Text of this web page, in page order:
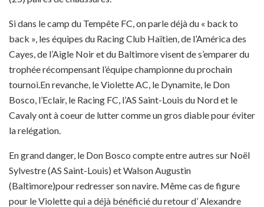
Si dans le camp du Tempête FC, on parle déjà du « back to
back », les équipes du Racing Club Haïtien, de l’América des
Cayes, de l’Aigle Noir et du Baltimore visent de s’emparer du
trophée récompensant l’équipe championne du prochain
tournoi.En revanche, le Violette AC, le Dynamite, le Don
Bosco, l’Eclair, le Racing FC, l’AS Saint-Louis du Nord et le
Cavaly ont à coeur de lutter comme un gros diable pour éviter
la relégation.
En grand danger, le Don Bosco compte entre autres sur Noël
Sylvestre (AS Saint-Louis) et Walson Augustin
(Baltimore)pour redresser son navire. Même cas de figure
pour le Violette qui a déjà bénéficié du retour d’ Alexandre